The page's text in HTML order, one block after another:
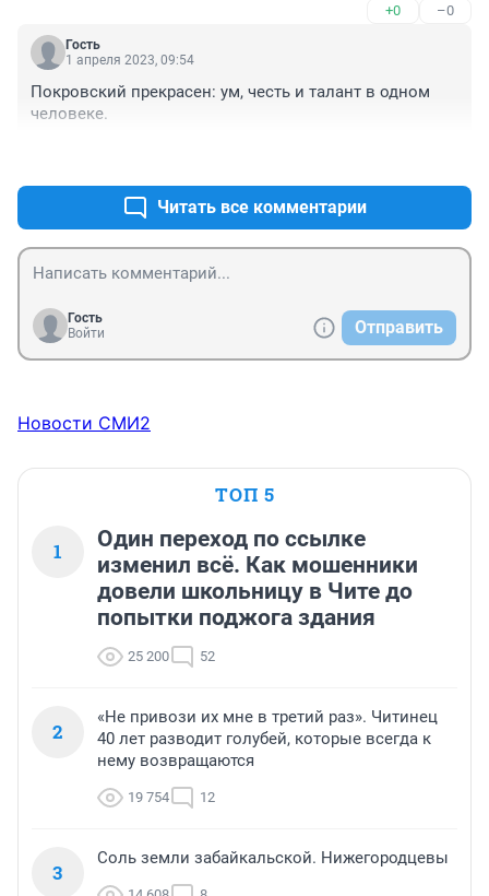
+0 –0
Гость
1 апреля 2023, 09:54
Покровский прекрасен: ум, честь и талант в одном
человеке.
Читать все комментарии
Гость
Войти
Отправить
Новости СМИ2
ТОП 5
1
Один переход по ссылке
изменил всё. Как мошенники
довели школьницу в Чите до
попытки поджога здания
25 200 52
2
«Не привози их мне в третий раз». Читинец
40 лет разводит голубей, которые всегда к
нему возвращаются
19 754 12
3
Соль земли забайкальской. Нижегородцевы